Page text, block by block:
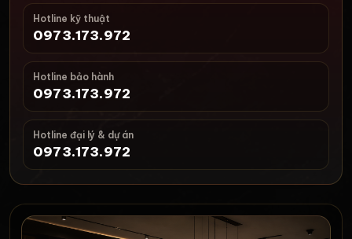
Hotline kỹ thuật
0973.173.972
Hotline bảo hành
0973.173.972
Hotline đại lý & dự án
0973.173.972